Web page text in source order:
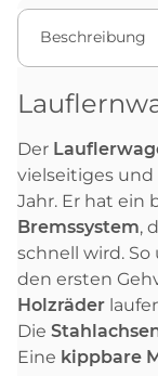
Beschreibung
Der
vielseitiges und
Jahr. Er hat ein
Bremssystem,
schnell wird.
den ersten
Holzräder
Die
Eine kippbare